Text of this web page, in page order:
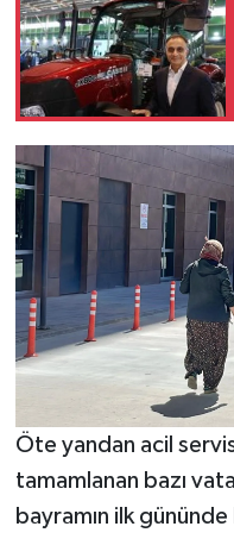
Öte yandan acil
tamamlanan bazı
bayramın ilk